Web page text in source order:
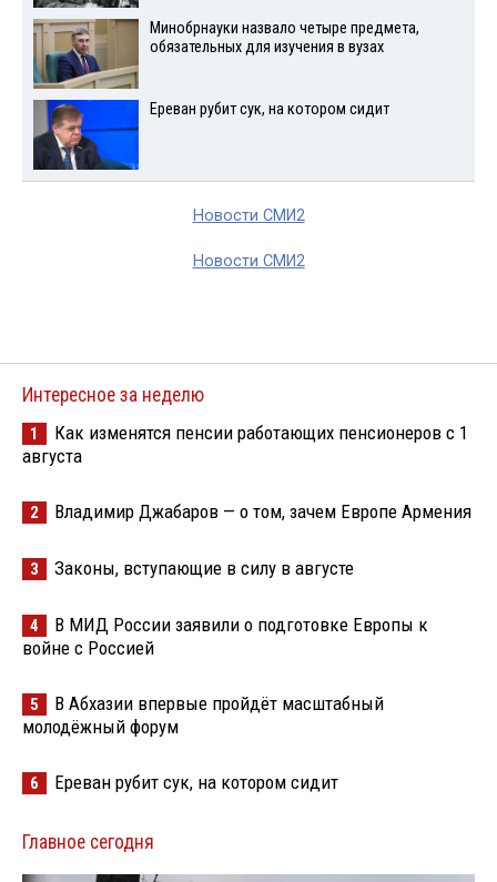
Минобрнауки назвало четыре предмета,
обязательных для изучения в вузах
Ереван рубит сук, на котором сидит
Новости СМИ2
Новости СМИ2
Интересное за неделю
1
Как изменятся пенсии работающих пенсионеров с 1
августа
2 Владимир Джабаров — о том, зачем Европе Армения
3 Законы, вступающие в силу в августе
4
В МИД России заявили о подготовке Европы к
войне с Россией
5
В Абхазии впервые пройдёт масштабный
молодёжный форум
6 Ереван рубит сук, на котором сидит
Главное сегодня